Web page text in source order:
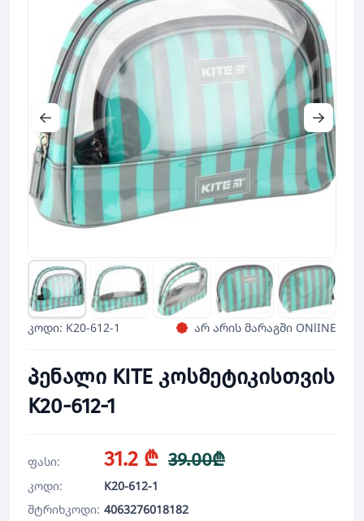
კოდი: K20-612-1 არ არის მარაგში ONlINE
პენალი KITE კოსმეტიკისთვის
K20-612-1
ფასი: 31.2 ₾ 39.00₾
კოდი:
K20-612-1
შტრიხკოდი: 4063276018182